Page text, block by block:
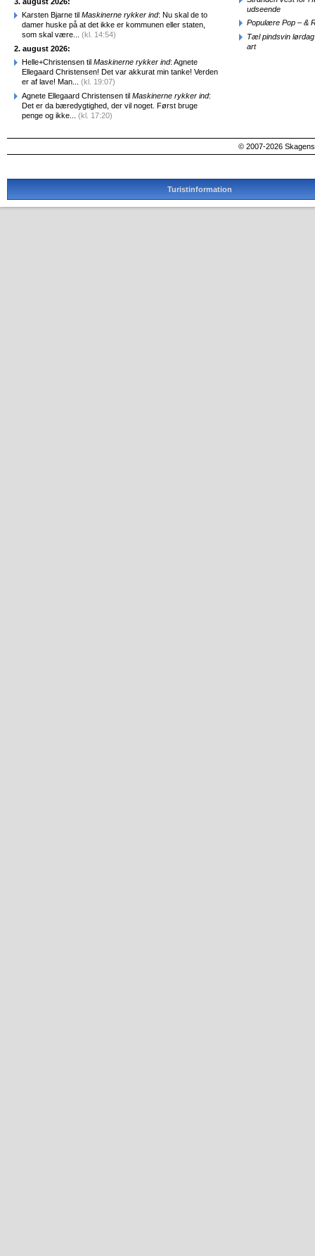
Karsten Bjarne til Maskinerne rykker ind: Nu skal de to
damer huske på at det ikke er kommunen eller staten,
som skal være... (kl. 14:54)
2. august 2026:
Helle+Christensen til Maskinerne rykker ind: Agnete
Ellegaard Christensen! Det var akkurat min tanke! Verden
er af lave! Man... (kl. 19:07)
Agnete Ellegaard Christensen til Maskinerne rykker ind:
Det er da bæredygtighed, der vil noget. Først bruge
penge og ikke... (kl. 17:20)
udseende
Populære Pop – &
Tæl pindsvin
art
© 2007-2026
Turistinformation